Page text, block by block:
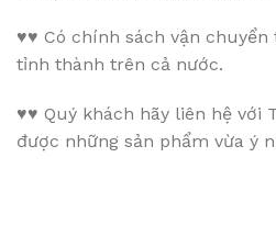
♥♥ Có chính sách vận
tỉnh thành trên cả nước.
♥♥ Quý khách hãy liên hệ với
được những sản phẩm vừa ý